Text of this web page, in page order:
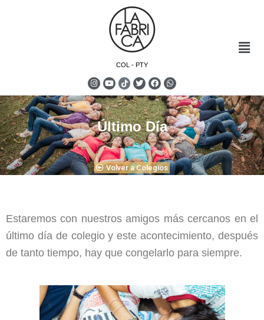
COL - PTY
Último Día
Volver a Colegios
Estaremos con nuestros amigos más cercanos en el
último día de colegio y este acontecimiento, después
de tanto tiempo, hay que congelarlo para siempre.